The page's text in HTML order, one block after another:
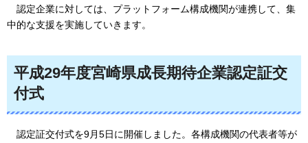
認定企業に対しては、プラットフォーム構成機関が連携して、集
中的な支援を実施していきます。
平成29年度宮崎県成長期待企業認定証交
付式
認定証交付式を9月5日に開催しました。各構成機関の代表者等が